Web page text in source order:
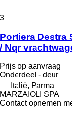
3
Portiera Destra
/ Nqr
Prijs op aanvraag
Onderdeel - deur
Italië, Parma
MARZAIOLI SPA
Contact opnemen